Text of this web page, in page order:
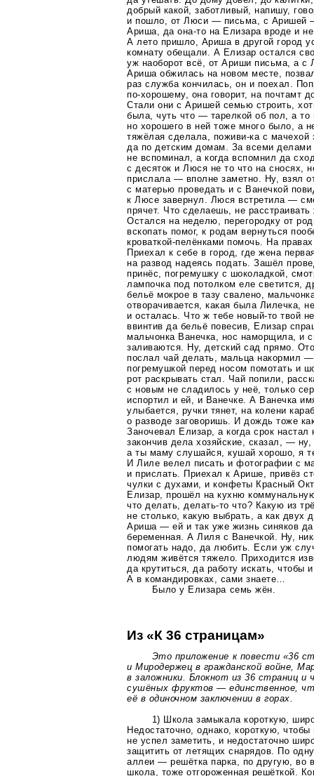
добрый какой, заботливый, напишу,
и пошло, от Люси — письма, с Аришей
Ариша, даона-то на Елизара вроде и
А лето пришло, Ариша в другой город
комнату обещали. А Елизар остался
уж наоборот всё, от Ариши письма, а с
Ариша обжилась на новом месте,
раз служба кончилась, он и поехал.
по-хорошему, она говорит, на почтамт
Стали они с Аришей семью строить,
была, чуть что — тарелкой об пол, а то
но хорошего в ней тоже много было, а
тяжёлая сделала, поживи-ка с мачехой
да по детским домам. За всеми делами
не вспоминал, а когда вспомнил да
с десяток и Люся не то что на сносях,
прислала — вполне заметно. Ну, взял
с матерью проведать и с Ванечкой
к Люсе завернул. Люся встретила —
прячет. Что сделаешь, не
Остался на неделю, перегородку от
вскопать помог, к родам вернуться
кроваткой-пелёнками помочь. На
Приехал к себе в город, где жена
на развод надеясь подать. Зашёл
принёс, погремушку с шоколадкой,
лампочка под потолком еле светится,
бельё мокрое в тазу свалено,
отворачивается, какая была Лилечка,
и осталась. Что ж тебе новый-то твой
ввинтив да бельё повесив, Елизар
мальчонка Ванечка, нос наморщила, и
заливаются. Ну, детский сад прямо.
послал чай делать, мальца накормил
погремушкой перед носом помотать и
рот раскрывать стал. Чай попили,
с новым не сладилось у неё, только
испортил и ей, и Ванечке. А Ванечка
улыбается, ручки тянет, на колени
о разводе заговоришь. И дождь тоже
Заночевал Елизар, а когда срок
закончив дела хозяйские, сказал, —
а ты маму слушайся, кушай хорошо, я
И Лиле велел писать и фотографии с
и прислать. Приехал к Арише, привёз
чулки с духами, и конфеты Красный
Елизар, прошёл на кухню
что делать, делать-то что? Какую из
не столько, какую выбрать, а как двух
Ариша — ей и так уже жизнь синяков
беременная. А Лиля с Ванечкой. Ну,
помогать надо, да любить. Если уж
людям живётся тяжело. Приходится
да крутиться, да работу искать, чтобы
А в командировках, сами знаете…
Было у Елизара семь жён.
Из «К 36 страницам»
Это приложение к повести «36
и Миродержец в гражданской войне,
в заложники. Блокнот из 36 страниц и
сушёных фруктов — единственное,
её в одиночном заключении в горах.
1) Школа замыкала короткую,
Недостаточно, однако, короткую, чтобы
не успел заметить, и недостаточно
защитить от летящих снарядов. По
аллеи — решётка парка, по другую, во
школа, тоже отгороженная решёткой.